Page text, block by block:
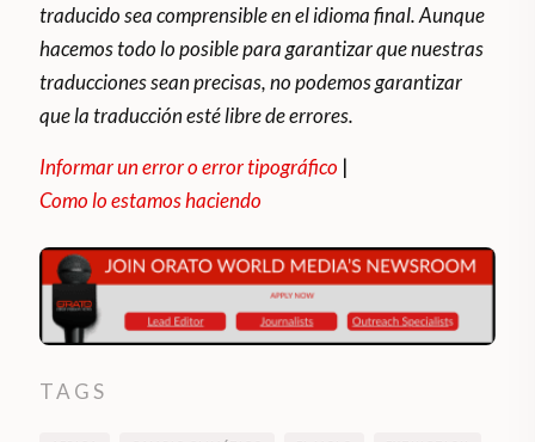
traducido sea comprensible en el idioma final. Aunque
hacemos todo lo posible para garantizar que nuestras
traducciones sean precisas, no podemos garantizar
que la traducción esté libre de errores.
Informar un error o error tipográfico |
Como lo estamos haciendo
TAGS